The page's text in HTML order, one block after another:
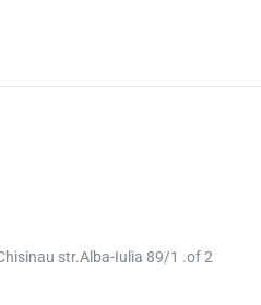
str.Alba-Iulia 89/1 .of 2